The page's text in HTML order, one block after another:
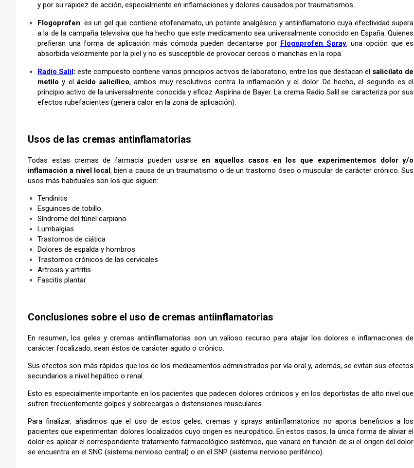
y por su rapidez de acción, especialmente en inflamaciones y dolores causados por traumatismos.
Flogoprofen: es un gel que contiene etofenamato, un potente analgésico y antiinflamatorio cuya efectividad supera
a la de la campaña televisiva que ha hecho que este medicamento sea universalmente conocido en España. Quienes
prefieran una forma de aplicación más cómoda pueden decantarse por Flogoprofen Spray, una opción que es
absorbida velozmente por la piel y no es susceptible de provocar cercos o manchas en la ropa.
Radio Salil: este compuesto contiene varios principios activos de laboratorio, entre los que destacan el salicilato de
metilo y el ácido salicílico, ambos muy resolutivos contra la inflamación y el dolor. De hecho, el segundo es el
principio activo de la universalmente conocida y eficaz Aspirina de Bayer. La crema Radio Salil se caracteriza por sus
efectos rubefacientes (genera calor en la zona de aplicación).
Usos de las cremas antinflamatorias
Todas estas cremas de farmacia pueden usarse en aquellos casos en los que experimentemos dolor y/o
inflamación a nivel local, bien a causa de un traumatismo o de un trastorno óseo o muscular de carácter crónico. Sus
usos más habituales son los que siguen:
Tendinitis
Esguinces de tobillo
Síndrome del túnel carpiano
Lumbalgias
Trastornos de ciática
Dolores de espalda y hombros
Trastornos crónicos de las cervicales
Artrosis y artritis
Fascitis plantar
Conclusiones sobre el uso de cremas antiinflamatorias
En resumen, los geles y cremas antiinflamatorias son un valioso recurso para atajar los dolores e inflamaciones de
carácter focalizado, sean éstos de carácter agudo o crónico.
Sus efectos son más rápidos que los de los medicamentos administrados por vía oral y, además, se evitan sus efectos
secundarios a nivel hepático o renal.
Esto es especialmente importante en los pacientes que padecen dolores crónicos y en los deportistas de alto nivel que
sufren frecuentemente golpes y sobrecargas o distensiones musculares.
Para finalizar, añadimos que el uso de estos geles, cremas y sprays antiinflamatorios no aporta beneficios a los
pacientes que experimentan dolores localizados cuyo origen es neuropático. En estos casos, la única forma de aliviar el
dolor es aplicar el correspondiente tratamiento farmacológico sistémico, que variará en función de si el origen del dolor
se encuentra en el SNC (sistema nervioso central) o en el SNP (sistema nervioso periférico).